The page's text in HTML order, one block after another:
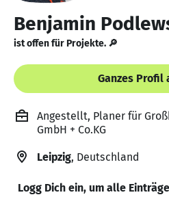
Benjamin
ist offen für Projekte. 🔎
Ganzes Profil
Angestellt, Planer für
GmbH + Co.KG
Leipzig, Deutschland
Logg Dich ein, um alle